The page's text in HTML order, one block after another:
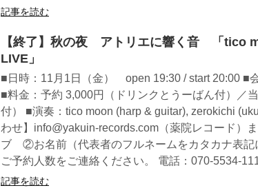
記事を読む
【終了】秋の夜 アトリエに響く音 「tico
LIVE」
■日時：11月1日（金） open 19:30 / start 20:00 ■
■料金：予約 3,000円（ドリンクとうーばん付）／
付） ■演奏：tico moon (harp & guitar), zerokichi
わせ】info@yakuin-records.com（薬院レコード）
ブ ②お名前（代表者のフルネームをカタカナ
ご予約人数をご連絡ください。 電話：070-5534-
記事を読む